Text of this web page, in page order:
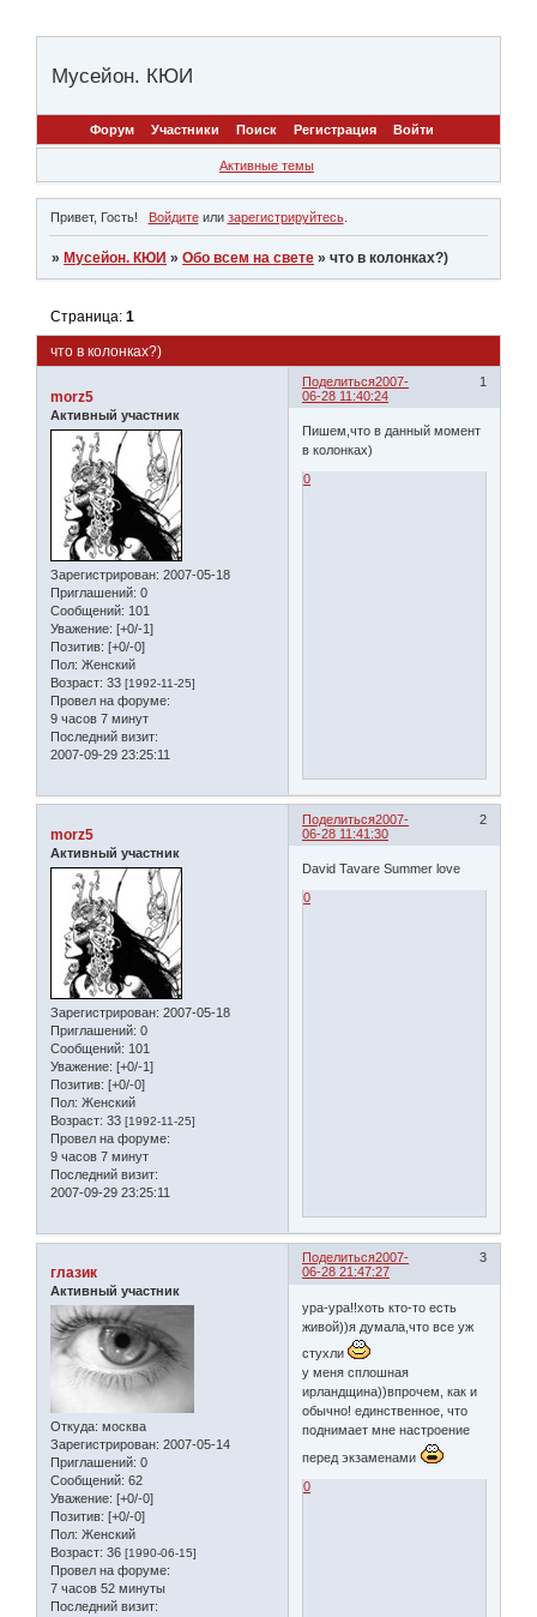
Мусейон. КЮИ
Форум Участники Поиск Регистрация Войти
Активные темы
Привет, Гость! Войдитеили зарегистрируйтесь.
» Мусейон. КЮИ »Обо всем на свете »что в колонках?)
что в колонках?)
Страница:1
Поделиться 1
2007-
06-28 11:40:24
morz5
Активный участник
Зарегистрирован: 2007-05-18
Приглашений: 0
Сообщений: 101
Уважение: [+0/-1]
Позитив: [+0/-0]
Пол: Женский
Возраст: 33 [1992-11-25]
Провел на форуме:
9 часов 7 минут
Последний визит:
2007-09-29 23:25:11
Пишем,что в данный момент
в колонках)
0
Поделиться 2
2007-
06-28 11:41:30
morz5
Активный участник
Зарегистрирован: 2007-05-18
Приглашений: 0
Сообщений: 101
Уважение: [+0/-1]
Позитив: [+0/-0]
Пол: Женский
Возраст: 33 [1992-11-25]
Провел на форуме:
9 часов 7 минут
Последний визит:
2007-09-29 23:25:11
David Tavare Summer love
0
Поделиться 3
2007-
06-28 21:47:27
глазик
Активный участник
Откуда: москва
Зарегистрирован: 2007-05-14
Приглашений: 0
Сообщений: 62
Уважение: [+0/-0]
Позитив: [+0/-0]
Пол: Женский
Возраст: 36 [1990-06-15]
Провел на форуме:
7 часов 52 минуты
Последний визит:
ура-ура!!хоть кто-то есть
живой))я думала,что все уж
стухли
у меня сплошная
ирландщина))впрочем, как и
обычно! единственное, что
поднимает мне настроение
перед экзаменами
0